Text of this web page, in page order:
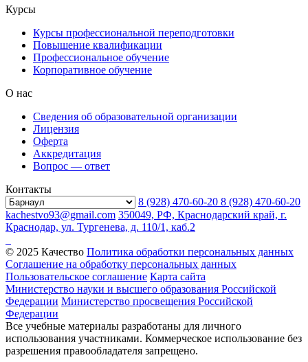
Курсы
Курсы профессиональной переподготовки
Повышение квалификации
Профессиональное обучение
Корпоративное обучение
О нас
Сведения об образовательной организации
Лицензия
Оферта
Аккредитация
Вопрос — ответ
Контакты
8 (928) 470-60-20 8 (928) 470-60-20
kachestvo93@gmail.com 350049, РФ, Краснодарский край, г.
Краснодар, ул. Тургенева, д. 110/1, каб.2
© 2025 Качество Политика обработки персональных данных
Соглашение на обработку персональных данных
Пользовательское соглашение Карта сайта
Министерство науки и высшего образования Российской
Федерации Министерство просвещения Российской
Федерации
Все учебные материалы разработаны для личного
использования участниками. Коммерческое использование без
разрешения правообладателя запрещено.